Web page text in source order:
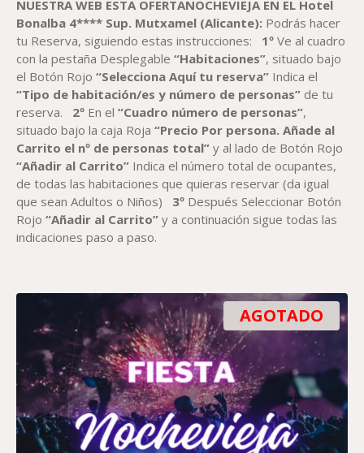
NUESTRA WEB ESTA OFERTANOCHEVIEJA EN EL Hotel
Bonalba 4**** Sup. Mutxamel (Alicante): Podrás hacer
tu Reserva, siguiendo estas instrucciones:
1ºVe al cuadro
con la pestaña Desplegable “Habitaciones”, situado bajo
el Botón Rojo“Selecciona Aquí tu reserva” Indica el
“Tipo de habitación/es y número de personas” de tu
reserva.
2º En el“Cuadro número de personas”,
situado bajo la caja Roja“Precio Por persona. Añade al
Carrito el nº de personas total”y al lado de Botón Rojo
“Añadir al Carrito” Indica el número total de ocupantes,
de todas las habitaciones que quieras reservar (da igual
que sean Adultos o Niños)
3º Después Seleccionar Botón
Rojo“Añadir al Carrito” y a continuación sigue todas las
indicaciones paso a paso.
AGOTADO